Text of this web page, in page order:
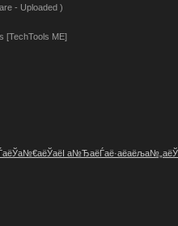
- Uploaded )
[TechTools ME]